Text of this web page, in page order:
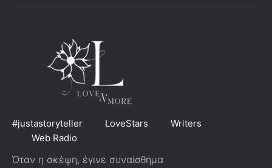
#justastoryteller LoveStars
Writers
Web Radio
Όταν η σκέψη, έγινε συναίσθημα